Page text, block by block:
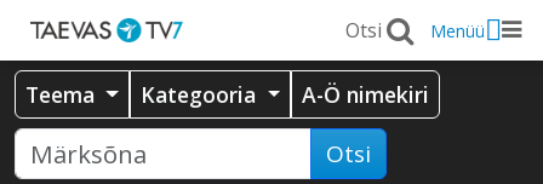
Menüü
Teema Kategooria A-Ö nimekiri
Otsi